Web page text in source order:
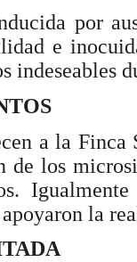
por
e
indeseables
a la
de los
la